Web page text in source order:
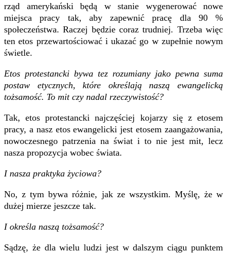
rząd amerykański będą w stanie wygenerować nowe
miejsca pracy tak, aby zapewnić pracę dla 90 %
społeczeństwa. Raczej będzie coraz trudniej. Trzeba więc
ten etos przewartościować i ukazać go w zupełnie nowym
świetle.
Etos protestancki bywa tez rozumiany jako pewna suma
postaw etycznych, które określają naszą ewangelicką
tożsamość. To mit czy nadal rzeczywistość?
Tak, etos protestancki najczęściej kojarzy się z etosem
pracy, a nasz etos ewangelicki jest etosem zaangażowania,
nowoczesnego patrzenia na świat i to nie jest mit, lecz
nasza propozycja wobec świata.
I nasza praktyka życiowa?
No, z tym bywa różnie, jak ze wszystkim. Myślę, że w
dużej mierze jeszcze tak.
I określa naszą tożsamość?
Sądzę, że dla wielu ludzi jest w dalszym ciągu punktem